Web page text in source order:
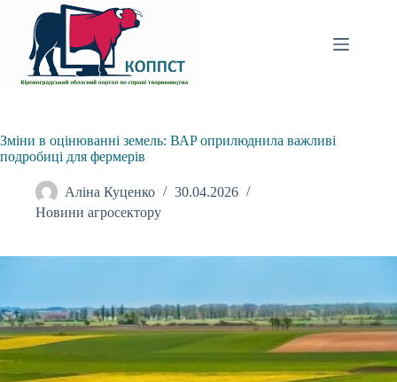
вмісту
Зміни в оцінюванні земель: ВАP оприлюднила важливі
подробиці для фермерів
Аліна Куценко
30.04.2026
Новини агросектору